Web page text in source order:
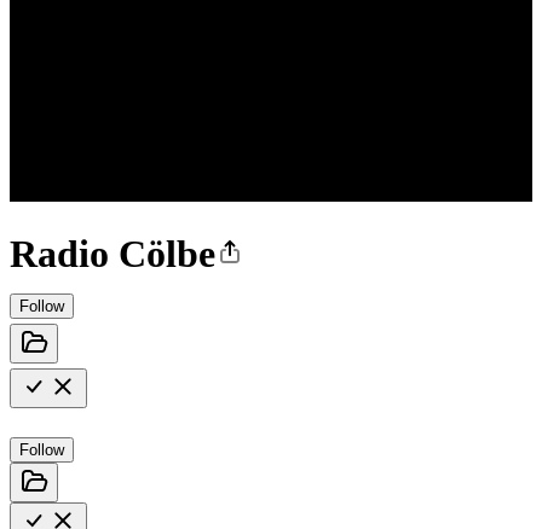
Radio Cölbe
Follow
Follow